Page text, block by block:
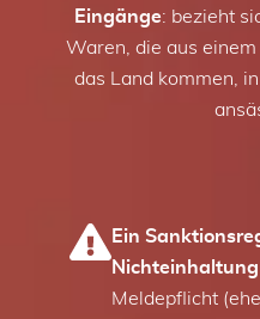
Eingänge: bezieht
Waren, die aus
das Land kommen,
Ein
Meldepflicht